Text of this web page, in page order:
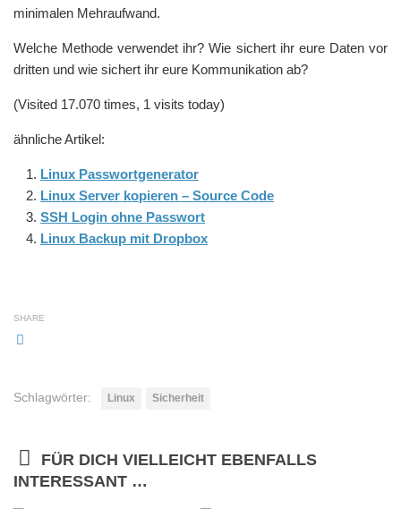
minimalen Mehraufwand.
Welche Methode verwendet ihr? Wie sichert ihr eure Daten vor
dritten und wie sichert ihr eure Kommunikation ab?
(Visited 17.070 times, 1 visits today)
ähnliche Artikel:
Linux Passwortgenerator
Linux Server kopieren – Source Code
SSH Login ohne Passwort
Linux Backup mit Dropbox
SHARE
Schlagwörter: Linux Sicherheit
FÜR DICH VIELLEICHT EBENFALLS
INTERESSANT …